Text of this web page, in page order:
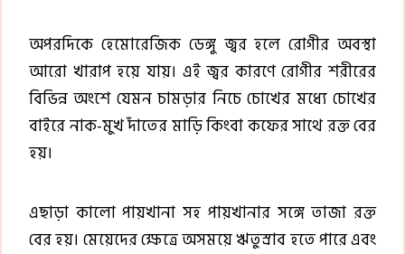
অপরদিকে হেমোরেজিক ডেঙ্গু জ্বর হলে রোগীর অবস্থা
আরো খারাপ হয়ে যায়। এই জ্বর কারণে রোগীর শরীরের
বিভিন্ন অংশে যেমন চামড়ার নিচে চোখের মধ্যে চোখের
বাইরে নাক-মুখ দাঁতের মাড়ি কিংবা কফের সাথে রক্ত বের
হয়।
এছাড়া কালো পায়খানা সহ পায়খানার সঙ্গে তাজা রক্ত
বের হয়। মেয়েদের ক্ষেত্রে অসময়ে ঋতুস্রাব হতে পারে এবং